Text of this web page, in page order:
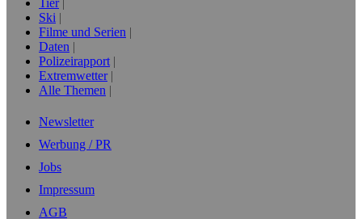
Tier
Ski
Filme und Serien
Daten
Polizeirapport
Extremwetter
Alle Themen
Newsletter
Werbung / PR
Jobs
Impressum
AGB